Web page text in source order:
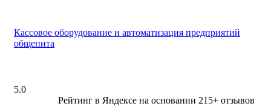
Кассовое оборудование и автоматизация предприятий
общепита
5.0
Рейтинг в Яндексе на основании 215+ отзывов